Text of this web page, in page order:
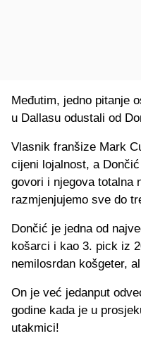
Međutim, jedno pitanje
u Dallasu odustali od
Vlasnik franšize Mark
cijeni lojalnost, a
govori i njegova totalna
razmjenjujemo sve do
Dončić je jedna od
košarci i kao 3. pick iz
nemilosrdan košgeter,
On je već jedanput
godine kada je u
utakmici!